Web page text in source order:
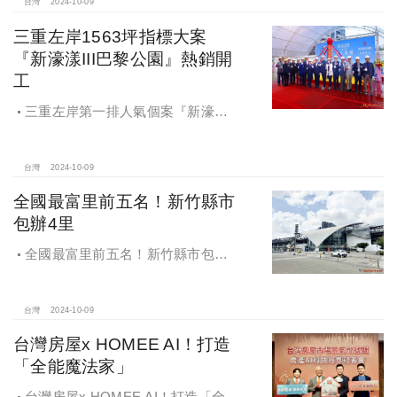
百萬的交易行情
台灣 2024-10-09
三重左岸1563坪指標大案
『新濠漾III巴黎公園』熱銷開
工
三重左岸第一排人氣個案『新濠漾III
台灣 2024-10-09
全國最富里前五名！新竹縣市
包辦4里
全國最富里前五名！新竹縣市包辦4
台灣 2024-10-09
台灣房屋x HOMEE AI！打造
「全能魔法家」